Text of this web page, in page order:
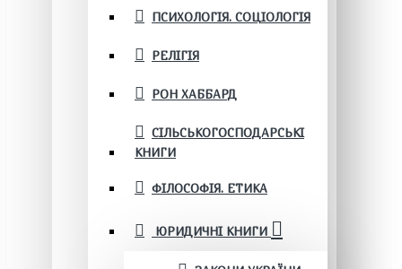
ПСИХОЛОГІЯ. СОЦІОЛОГІЯ
РЕЛІГІЯ
РОН ХАББАРД
СІЛЬСЬКОГОСПОДАРСЬКІ
КНИГИ
ФІЛОСОФІЯ. ЕТИКА
ЮРИДИЧНІ КНИГИ